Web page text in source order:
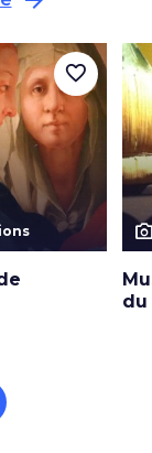
favorite_border
du